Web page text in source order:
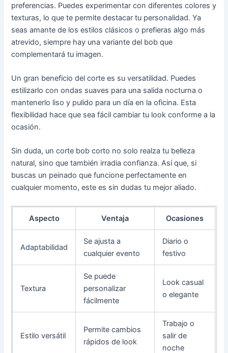
preferencias. Puedes experimentar con diferentes colores y
texturas, lo que te permite destacar tu personalidad. Ya
seas amante de los estilos clásicos o prefieras algo más
atrevido, siempre hay una variante del bob que
complementará tu imagen.
Un gran beneficio del corte es su versatilidad. Puedes
estilizarlo con ondas suaves para una salida nocturna o
mantenerlo liso y pulido para un día en la oficina. Esta
flexibilidad hace que sea fácil cambiar tu look conforme a la
ocasión.
Sin duda, un corte bob corto no solo realza tu belleza
natural, sino que también irradia confianza. Así que, si
buscas un peinado que funcione perfectamente en
cualquier momento, este es sin dudas tu mejor aliado.
Aspecto Ventaja Ocasiones
Adaptabilidad
Se ajusta a
cualquier evento
Diario o
festivo
Textura
Se puede
personalizar
fácilmente
Look casual
o elegante
Estilo versátil
Permite cambios
rápidos de look
Trabajo o
salir de
noche